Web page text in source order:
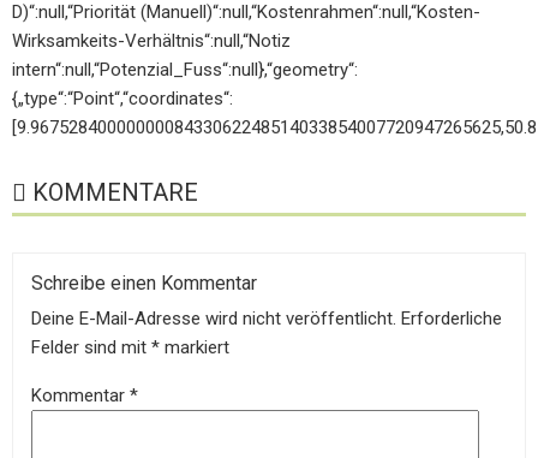
D)“:null,“Priorität (Manuell)“:null,“Kostenrahmen“:null,“Kosten-
Wirksamkeits-Verhältnis“:null,“Notiz
intern“:null,“Potenzial_Fuss“:null},“geometry“:
{„type“:“Point“,“coordinates“:
KOMMENTARE
Schreibe einen Kommentar
Deine E-Mail-Adresse wird nicht veröffentlicht. Erforderliche
Felder sind mit * markiert
Kommentar *